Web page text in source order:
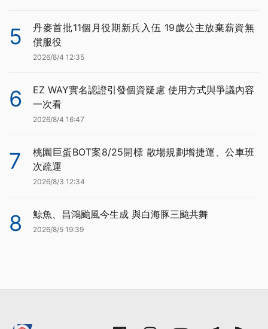
5
丹麥首批11個月役期新兵入伍 19歲公主放棄薪資無
償服役
2026/8/4 12:35
6
EZ WAY實名認證引發個資疑慮 使用方式與爭議內容
一次看
2026/8/4 16:47
7
桃園巨蛋BOT案8/25開標 散場規劃增捷運、公車班
次疏運
2026/8/3 12:34
8 鯨魚、昌鴻颱風今生成 與白海豚三颱共舞
2026/8/5 19:39